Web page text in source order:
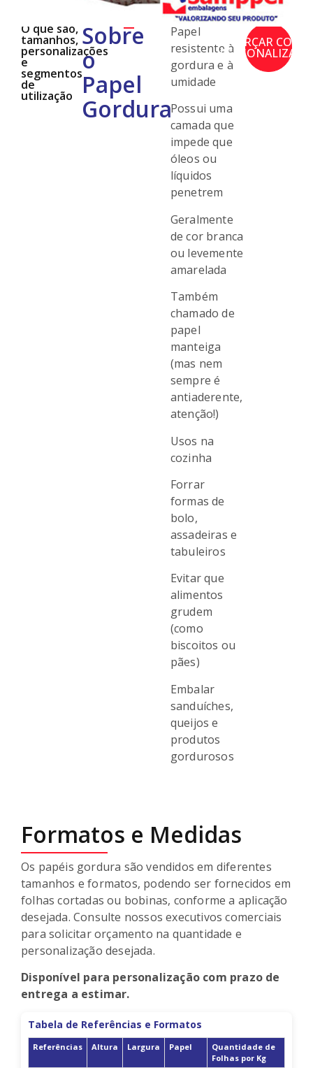
O que são,
tamanhos,
personalizações
e
segmentos
de
utilização
Sobre
o
Papel
Gordura
Papel
resistente à
gordura e à
umidade
Possui uma
camada que
impede que
óleos ou
líquidos
penetrem
Geralmente
de cor branca
ou levemente
amarelada
Também
chamado de
papel
manteiga
(mas nem
sempre é
antiaderente,
atenção!)
Usos na
cozinha
Forrar
formas de
bolo,
assadeiras e
tabuleiros
Evitar que
alimentos
grudem
(como
biscoitos ou
pães)
Embalar
sanduíches,
queijos e
produtos
gordurosos
ORÇAR COM
Formatos e Medidas
Os papéis gordura são vendidos em diferentes
tamanhos e formatos, podendo ser fornecidos em
folhas cortadas ou bobinas, conforme a aplicação
desejada. Consulte nossos executivos comerciais
para solicitar orçamento na quantidade e
personalização desejada.
Disponível para personalização com prazo de
entrega a estimar.
Tabela de Referências e Formatos
Referências Altura Largura Papel
Quantidade de
Folhas por Kg